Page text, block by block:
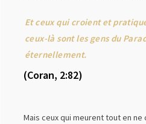
Et ceux qui croient et
ceux-là sont les gens du
éternellement.
(Coran, 2:82)
Mais ceux qui meurent tout en ne